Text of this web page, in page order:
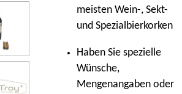
meisten Wein-, Sekt-
und Spezialbierkorken
Haben Sie spezielle
Wünsche,
Mengenangaben oder